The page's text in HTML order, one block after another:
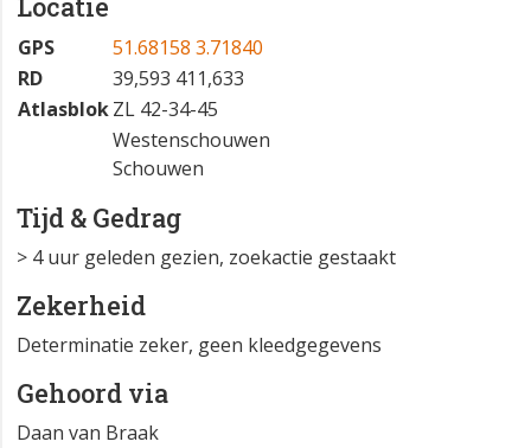
GPS
51.68158 3.71840
RD
39,593 411,633
AtlasblokZL 42-34-45
Westenschouwen
Schouwen
Tijd & Gedrag
> 4 uur geleden gezien, zoekactie gestaakt
Zekerheid
Determinatie zeker, geen kleedgegevens
Gehoord via
Daan van Braak